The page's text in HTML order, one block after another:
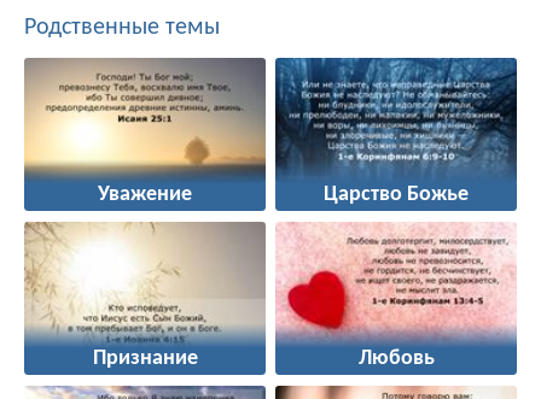
Родственные темы
Уважение Царство Божье
Признание Любовь